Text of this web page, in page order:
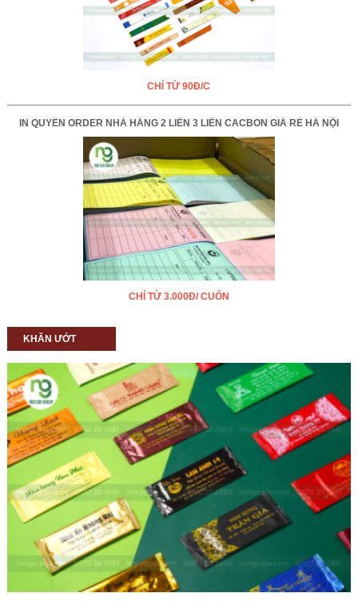
CHỈ TỪ 90Đ/C
IN QUYỂN ORDER NHÀ HÀNG 2 LIÊN 3 LIÊN CACBON GIÁ RẺ HÀ NỘI
CHỈ TỪ 3.000Đ/ CUỐN
KHĂN ƯỚT